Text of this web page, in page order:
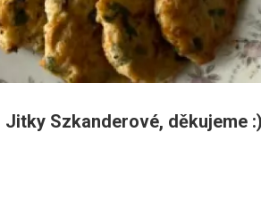
Szkanderové, děkujeme :)